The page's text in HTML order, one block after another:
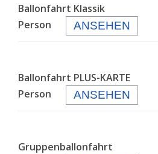
Ballonfahrt Klassik
Person
ANSEHEN
Ballonfahrt PLUS-KARTE
Person
ANSEHEN
Gruppenballonfahrt